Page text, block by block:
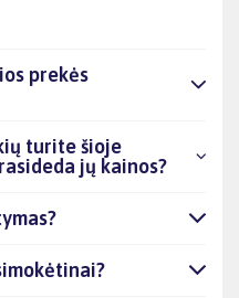
prekės
turite šioje
jų kainos?